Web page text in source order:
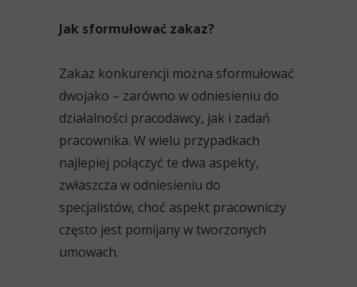
Jak sformułować zakaz?
Zakaz konkurencji można sformułować
dwojako – zarówno w odniesieniu do
działalności pracodawcy, jak i zadań
pracownika. W wielu przypadkach
najlepiej połączyć te dwa aspekty,
zwłaszcza w odniesieniu do
specjalistów, choć aspekt pracowniczy
często jest pomijany w tworzonych
umowach.